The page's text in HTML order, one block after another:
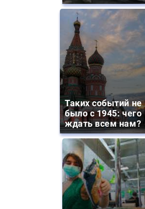
Таких событий не
было с 1945: чего
ждать всем нам?